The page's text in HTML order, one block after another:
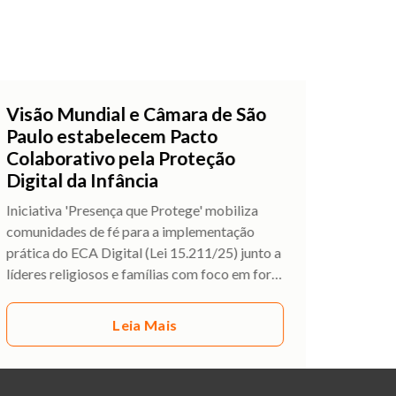
Visão Mundial e Câmara de São
Paulo estabelecem Pacto
Colaborativo pela Proteção
Digital da Infância
Iniciativa 'Presença que Protege' mobiliza
comunidades de fé para a implementação
prática do ECA Digital (Lei 15.211/25) junto a
líderes religiosos e famílias com foco em for…
Leia Mais